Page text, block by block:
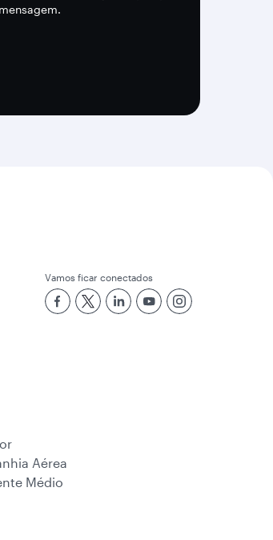
Vamos ficar conectados
Aérea
Médio